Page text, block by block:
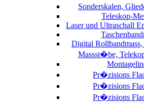
Sonderskalen,
Teleskop-
Laser und Ultraschall
Digital
Massst�be,
Pr�zisions
Pr�zisions
Pr�zisions